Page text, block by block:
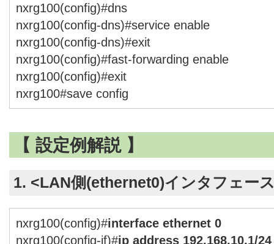
nxrg100(config)#dns
nxrg100(config-dns)#service enable
nxrg100(config-dns)#exit
nxrg100(config)#fast-forwarding enable
nxrg100(config)#exit
nxrg100#save config
【 設定例解説 】
1. <LAN側(ethernet0)インタフェー
nxrg100(config)#interface ethernet 0
nxrg100(config-if)#ip address 192.168.10.1/24